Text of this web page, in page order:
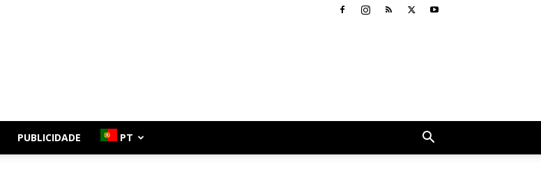
PUBLICIDADE PT